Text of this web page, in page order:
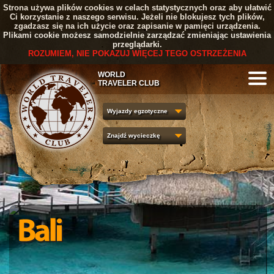
Strona używa plików cookies w celach statystycznych oraz aby ułatwić
Ci korzystanie z naszego serwisu. Jeżeli nie blokujesz tych plików,
zgadzasz się na ich użycie oraz zapisanie w pamięci urządzenia.
Plikami cookie możesz samodzielnie zarządzać zmieniając ustawienia
przeglądarki.
ROZUMIEM, NIE POKAZUJ WIĘCEJ TEGO OSTRZEŻENIA
WORLD
TRAVELER CLUB
1 2 3 4 5
Wyjazdy egzotyczne
Znajdź wycieczkę